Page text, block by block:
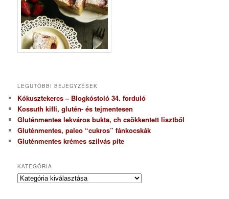
LEGUTÓBBI BEJEGYZÉSEK
Kókusztekercs – Blogkóstoló 34. forduló
Kossuth kifli, glutén- és tejmentesen
Gluténmentes lekváros bukta, ch csökkentett lisztből
Gluténmentes, paleo “cukros” fánkocskák
Gluténmentes krémes szilvás pite
KATEGÓRIA
K